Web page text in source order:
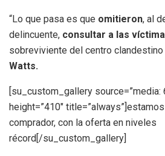
“Lo que pasa es que omitieron, al
delincuente, consultar a las
sobreviviente del centro
Watts.
[su_custom_gallery source=”media:
height=”410″
comprador, con la oferta en niveles
récord[/su_custom_gallery]